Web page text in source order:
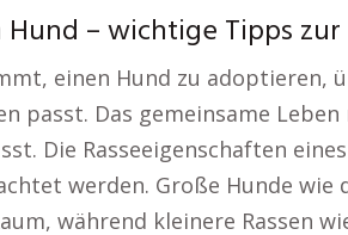
– wichtige Tipps
einen Hund zu adoptieren,
passt. Das gemeinsame
Die Rasseeigenschaften
werden. Große Hunde wie
während kleinere Rassen